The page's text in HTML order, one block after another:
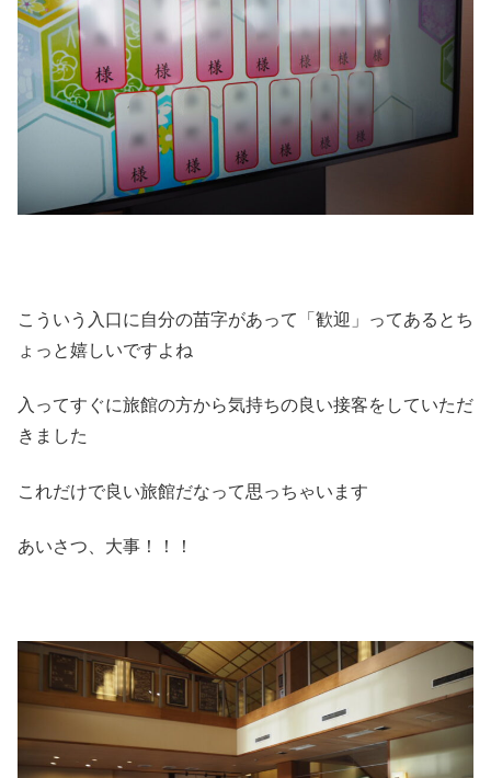
こういう入口に自分の苗字があって「歓迎」ってあるとち
ょっと嬉しいですよね
入ってすぐに旅館の方から気持ちの良い接客をしていただ
きました
これだけで良い旅館だなって思っちゃいます
あいさつ、大事！！！